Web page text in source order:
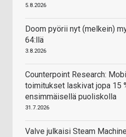
5.8.2026
Doom pyörii nyt (melkein)
64:llä
3.8.2026
Counterpoint Research:
toimitukset laskivat jopa 15
ensimmäisellä puoliskolla
31.7.2026
Valve julkaisi Steam